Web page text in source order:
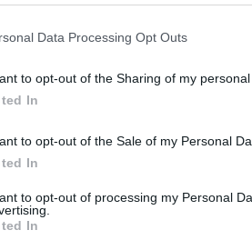
Data Processing Opt Outs
to opt-out of the Sharing of my personal
In
to opt-out of the Sale of my Personal
In
to opt-out of processing my Personal
In